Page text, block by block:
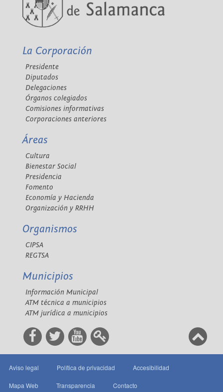
La Corporación
Presidente
Diputados
Delegaciones
Órganos colegiados
Comisiones informativas
Corporaciones anteriores
Áreas
Cultura
Bienestar Social
Presidencia
Fomento
Economía y Hacienda
Organización y RRHH
Organismos
CIPSA
REGTSA
Municipios
Información Municipal
ATM técnica a municipios
ATM jurídica a municipios
Aviso legal Política de privacidad Accesibilidad
Mapa Web Transparencia Contacto